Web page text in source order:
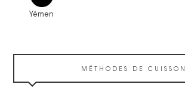
Yémen
MÉTHODES DE CUISSON